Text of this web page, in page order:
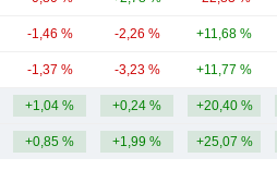
-1,46 % -2,26 % +11,68 %
-1,37 % -3,23 % +11,77 %
+1,04 % +0,24 % +20,40 %
+0,85 % +1,99 % +25,07 %